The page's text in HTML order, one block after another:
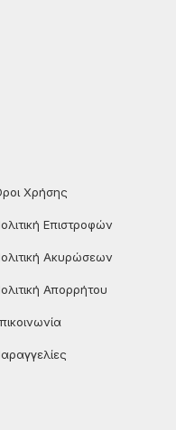
Χρήσης
Επιστροφών
Ακυρώσεων
Απορρήτου